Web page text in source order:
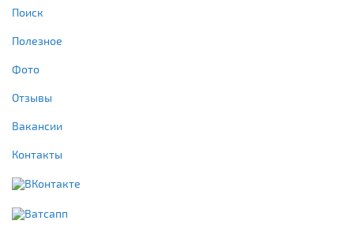
Поиск
Полезное
Фото
Отзывы
Вакансии
Контакты